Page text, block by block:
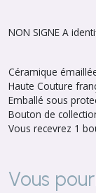
NON SIGNE A
Céramique
Haute Couture
Emballé sous
Bouton de
Vous recevrez 1
Vous